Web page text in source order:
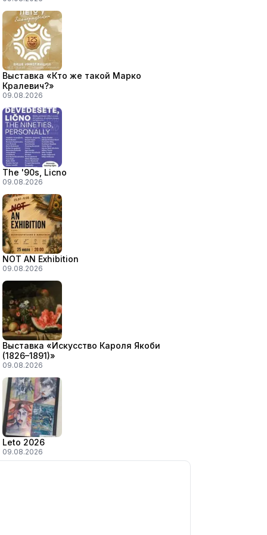
Выставка «Кто же такой Марко
Кралевич?»
09.08.2026
The '90s, Licno
09.08.2026
NOT AN Exhibition
09.08.2026
Выставка «Искусство Кароля Якоби
(1826–1891)»
09.08.2026
Leto 2026
09.08.2026